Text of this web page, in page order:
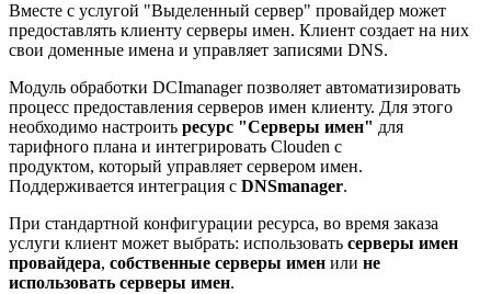
Вместе с услугой "Выделенный сервер" провайдер может
предоставлять клиенту серверы имен. Клиент создает на них
свои доменные имена и управляет записями DNS.
Модуль обработки DCImanager позволяет автоматизировать
процесс предоставления серверов имен клиенту. Для этого
необходимо настроить ресурс "Серверы имен" для
тарифного плана и интегрировать Clouden с
продуктом, который управляет сервером имен.
Поддерживается интеграция с DNSmanager.
При стандартной конфигурации ресурса, во время заказа
услуги клиент может выбрать: использовать серверы имен
провайдера, собственные серверы имен или не
использовать серверы имен.